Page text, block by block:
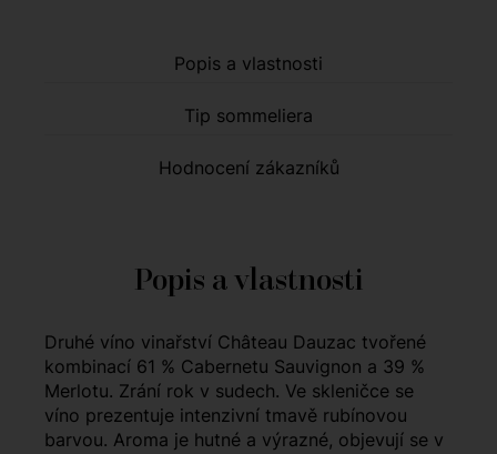
Popis a vlastnosti
Tip sommeliera
Hodnocení zákazníků
Popis a vlastnosti
Druhé víno vinařství Château Dauzac tvořené
kombinací 61 % Cabernetu Sauvignon a 39 %
Merlotu. Zrání rok v sudech. Ve skleničce se
víno prezentuje intenzivní tmavě rubínovou
barvou. Aroma je hutné a výrazné, objevují se v